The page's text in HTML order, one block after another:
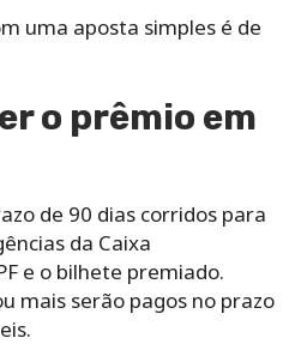
uma aposta simples é de
o prêmio em
de 90 dias corridos para
da Caixa
e o bilhete premiado.
mais serão pagos no prazo